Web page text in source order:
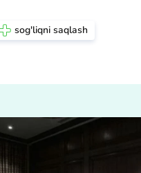
sog'liqni saqlash